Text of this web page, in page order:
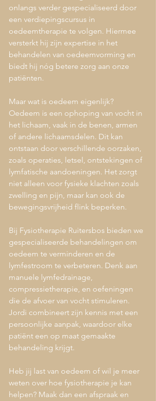
onlangs verder gespecialiseerd door
een verdiepingscursus in
oedeemtherapie te volgen. Hiermee
versterkt hij zijn expertise in het
behandelen van oedeemvorming en
biedt hij nóg betere zorg aan onze
patiënten.
Maar wat is oedeem eigenlijk?
Oedeem is een ophoping van vocht in
het lichaam, vaak in de benen, armen
of andere lichaamsdelen. Dit kan
ontstaan door verschillende oorzaken,
zoals operaties, letsel, ontstekingen of
lymfatische aandoeningen. Het zorgt
niet alleen voor fysieke klachten zoals
zwelling en pijn, maar kan ook de
bewegingsvrijheid flink beperken.
Bij Fysiotherapie Ruitersbos bieden we
gespecialiseerde behandelingen om
oedeem te verminderen en de
lymfestroom te verbeteren. Denk aan
manuele lymfedrainage,
compressietherapie, en oefeningen
die de afvoer van vocht stimuleren.
Jordi combineert zijn kennis met een
persoonlijke aanpak, waardoor elke
patiënt een op maat gemaakte
behandeling krijgt.
Heb jij last van oedeem of wil je meer
weten over hoe fysiotherapie je kan
helpen? Maak dan een afspraak en